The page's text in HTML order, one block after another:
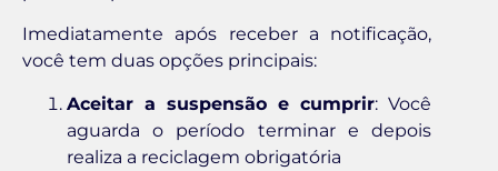
Imediatamente após receber a notificação,
você tem duas opções principais:
Aceitar a suspensão e cumprir: Você
aguarda o período terminar e depois
realiza a reciclagem obrigatória